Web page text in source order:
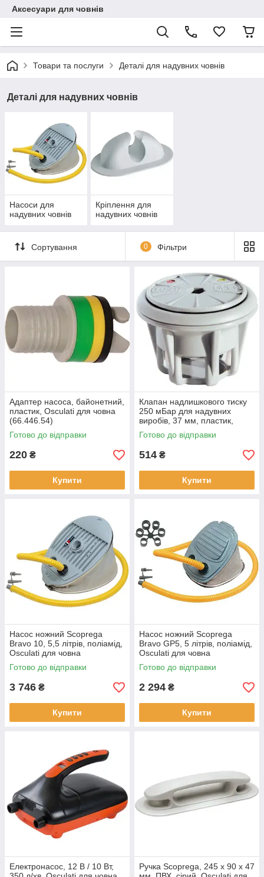
Аксесуари для човнів
Товари та послуги Деталі для надувних човнів
Деталі для надувних човнів
Насоси для
надувних човнів
Кріплення для
надувних човнів
Сортування 0 Фільтри
Адаптер насоса, байонетний,
пластик, Osculati для човна
(66.446.54)
Готово до відправки
220 ₴
Купити
Клапан надлишкового тиску
250 мБар для надувних
виробів, 37 мм, пластик,
сірий, Osculati для човна
(66.446.68)
Готово до відправки
514 ₴
Купити
Насос ножний Scoprega
Bravo 10, 5,5 літрів, поліамід,
Osculati для човна
(66.446.50)
Готово до відправки
3 746 ₴
Купити
Насос ножний Scoprega
Bravo GP5, 5 літрів, поліамід,
Osculati для човна
(66.446.77)
Готово до відправки
2 294 ₴
Купити
Електронасос, 12 В / 10 Вт,
Ручка Scoprega, 245 х 90 х 47